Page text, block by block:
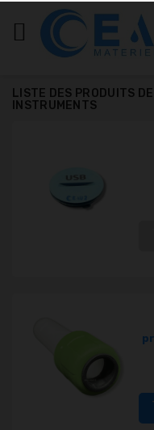
CATÉGORIES
L'EAU
LISTE DES PRODUITS
INSTRUMENTS